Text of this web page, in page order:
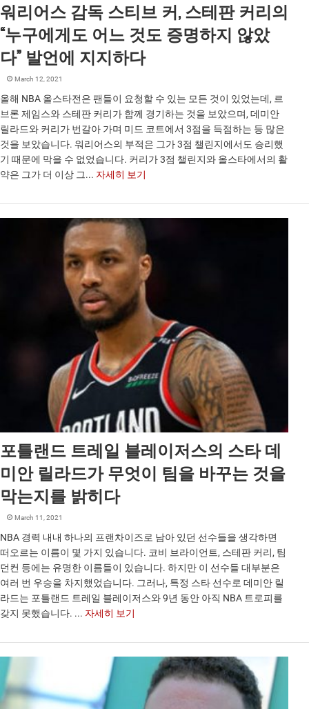
워리어스 감독 스티브 커, 스테판 커리의
“누구에게도 어느 것도 증명하지 않았
다” 발언에 지지하다
March 12, 2021
올해 NBA 올스타전은 팬들이 요청할 수 있는 모든 것이 있었는데, 르
브론 제임스와 스테판 커리가 함께 경기하는 것을 보았으며, 데미안
릴라드와 커리가 번갈아 가며 미드 코트에서 3점을 득점하는 등 많은
것을 보았습니다. 워리어스의 부적은 그가 3점 챌린지에서도 승리했
기 때문에 막을 수 없었습니다. 커리가 3점 챌린지와 올스타에서의 활
약은 그가 더 이상 그... 자세히 보기
포틀랜드 트레일 블레이저스의 스타 데
미안 릴라드가 무엇이 팀을 바꾸는 것을
막는지를 밝히다
March 11, 2021
NBA 경력 내내 하나의 프랜차이즈로 남아 있던 선수들을 생각하면
떠오르는 이름이 몇 가지 있습니다. 코비 브라이언트, 스테판 커리, 팀
던컨 등에는 유명한 이름들이 있습니다. 하지만 이 선수들 대부분은
여러 번 우승을 차지했었습니다. 그러나, 특정 스타 선수로 데미안 릴
라드는 포틀랜드 트레일 블레이저스와 9년 동안 아직 NBA 트로피를
갖지 못했습니다. ... 자세히 보기